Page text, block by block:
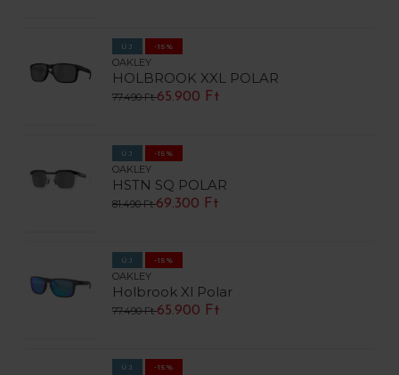
ÚJ -15%
OAKLEY
HOLBROOK XXL POLAR
77.490 Ft65.900 Ft
ÚJ -15%
OAKLEY
HSTN SQ POLAR
81.490 Ft69.300 Ft
ÚJ -15%
OAKLEY
Holbrook Xl Polar
77.490 Ft65.900 Ft
ÚJ -15%